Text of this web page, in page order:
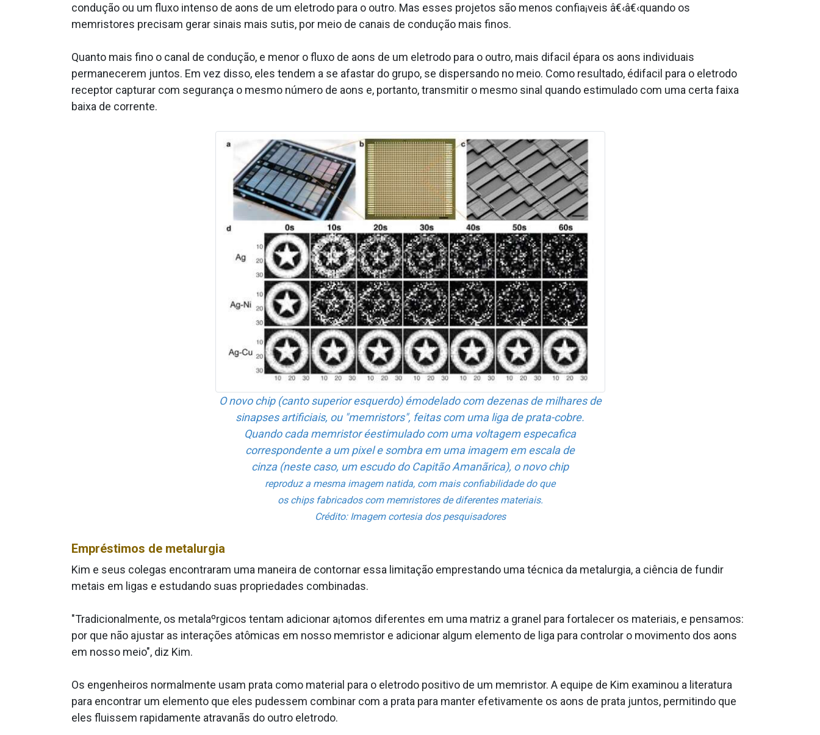
condução ou um fluxo intenso de a­ons de um eletrodo para o outro. Mas esses projetos são menos confia¡veis â€‹â€‹quando os
memristores precisam gerar sinais mais sutis, por meio de canais de condução mais finos.
Quanto mais fino o canal de condução, e menor o fluxo de a­ons de um eletrodo para o outro, mais difa­cil épara os a­ons individuais
permanecerem juntos. Em vez disso, eles tendem a se afastar do grupo, se dispersando no meio. Como resultado, édifa­cil para o eletrodo
receptor capturar com segurança o mesmo número de a­ons e, portanto, transmitir o mesmo sinal quando estimulado com uma certa faixa
baixa de corrente.
O novo chip (canto superior esquerdo) émodelado com dezenas de milhares de
sinapses artificiais, ou "memristors", feitas com uma liga de prata-cobre.
Quando cada memristor éestimulado com uma voltagem especa­fica
correspondente a um pixel e sombra em uma imagem em escala de
cinza (neste caso, um escudo do Capitão Amanãrica), o novo chip
reproduz a mesma imagem na­tida, com mais confiabilidade do que
os chips fabricados com memristores de diferentes materiais.
Crédito: Imagem cortesia dos pesquisadores
Empréstimos de metalurgia
Kim e seus colegas encontraram uma maneira de contornar essa limitação emprestando uma técnica da metalurgia, a ciência de fundir
metais em ligas e estudando suas propriedades combinadas.
"Tradicionalmente, os metalaºrgicos tentam adicionar a¡tomos diferentes em uma matriz a granel para fortalecer os materiais, e pensamos:
por que não ajustar as interações atômicas em nosso memristor e adicionar algum elemento de liga para controlar o movimento dos a­ons
em nosso meio", diz Kim.
Os engenheiros normalmente usam prata como material para o eletrodo positivo de um memristor. A equipe de Kim examinou a literatura
para encontrar um elemento que eles pudessem combinar com a prata para manter efetivamente os a­ons de prata juntos, permitindo que
eles fluissem rapidamente atravanãs do outro eletrodo.